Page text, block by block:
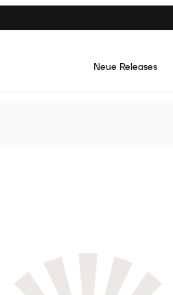
Neue Releases